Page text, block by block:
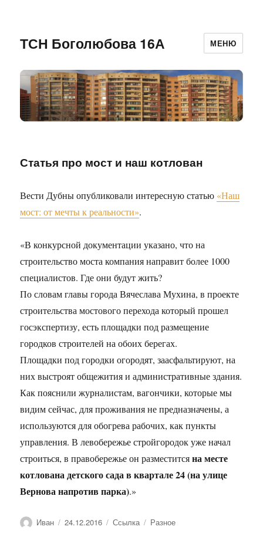
ТСН Боголюбова 16А МЕНЮ
Статья про мост и наш котлован
Вести Дубны опубликовали интересную статью «Наш
мост: от мечты к реальности».
«В конкурсной документации указано, что на
строительство моста компания направит более 1000
специалистов. Где они будут жить?
По словам главы города Вячеслава Мухина, в проекте
строительства мостового перехода который прошел
госэкспертизу, есть площадки под размещение
городков строителей на обоих берегах.
Площадки под городки огородят, заасфальтируют, на
них выстроят общежития и административные здания.
Как пояснили журналистам, вагончики, которые мы
видим сейчас, для проживания не предназначены, а
используются для обогрева рабочих, как пункты
управления. В левобережье стройгородок уже начал
строиться, в правобережье он разместитсяна месте
котлована детского сада в квартале 24 (на улице
Вернова напротив парка).»
Автор
Иван Опубликовано
24.12.2016 Формат
Ссылка Рубрики
Разное